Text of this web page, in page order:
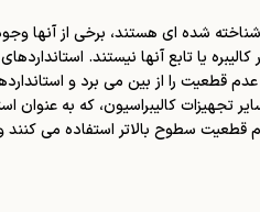
شده ای هستند، برخی از آنها وجود
یا تابع آنها نیستند. استانداردهای
را از بین می برد و
تجهیزات کالیبراسیون، که به عنوان
قطعیت سطوح بالاتر استفاده می